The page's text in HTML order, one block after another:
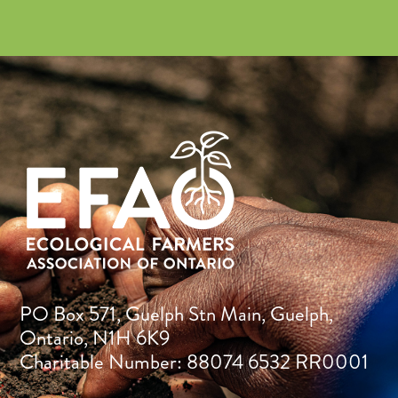
PO Box 571, Guelph Stn Main, Guelph,
Ontario, N1H 6K9
Charitable Number: 88074 6532 RR0001